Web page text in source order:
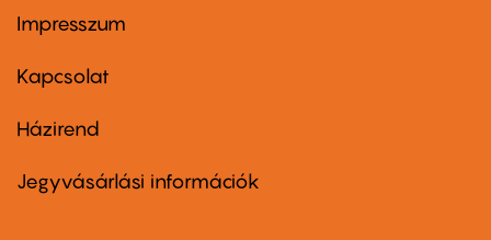
Footer
first
Impresszum
Kapcsolat
Footer
second
Házirend
Jegyvásárlási információk